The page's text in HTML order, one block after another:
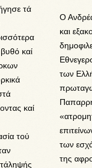
τά
καί
καί
τού
Ο
και
των
των
της